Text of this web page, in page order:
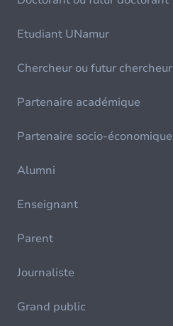
Etudiant UNamur
Chercheur ou futur chercheur
Partenaire académique
Partenaire socio-économique
Alumni
Enseignant
Parent
Journaliste
Grand public